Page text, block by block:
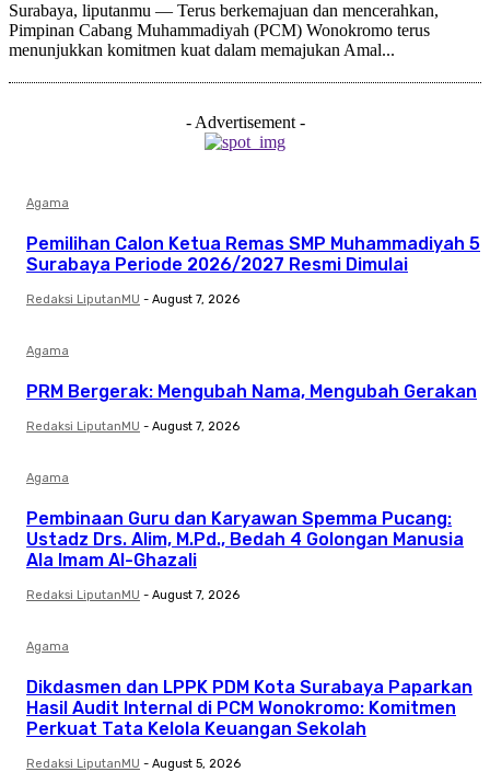
Surabaya, liputanmu — Terus berkemajuan dan mencerahkan,
Pimpinan Cabang Muhammadiyah (PCM) Wonokromo terus
menunjukkan komitmen kuat dalam memajukan Amal...
- Advertisement -
Agama
Pemilihan Calon Ketua Remas SMP Muhammadiyah 5
Surabaya Periode 2026/2027 Resmi Dimulai
Redaksi LiputanMU - August 7, 2026
Agama
PRM Bergerak: Mengubah Nama, Mengubah Gerakan
Redaksi LiputanMU - August 7, 2026
Agama
Pembinaan Guru dan Karyawan Spemma Pucang:
Ustadz Drs. Alim, M.Pd., Bedah 4 Golongan Manusia
Ala Imam Al-Ghazali
Redaksi LiputanMU - August 7, 2026
Agama
Dikdasmen dan LPPK PDM Kota Surabaya Paparkan
Hasil Audit Internal di PCM Wonokromo: Komitmen
Perkuat Tata Kelola Keuangan Sekolah
Redaksi LiputanMU - August 5, 2026